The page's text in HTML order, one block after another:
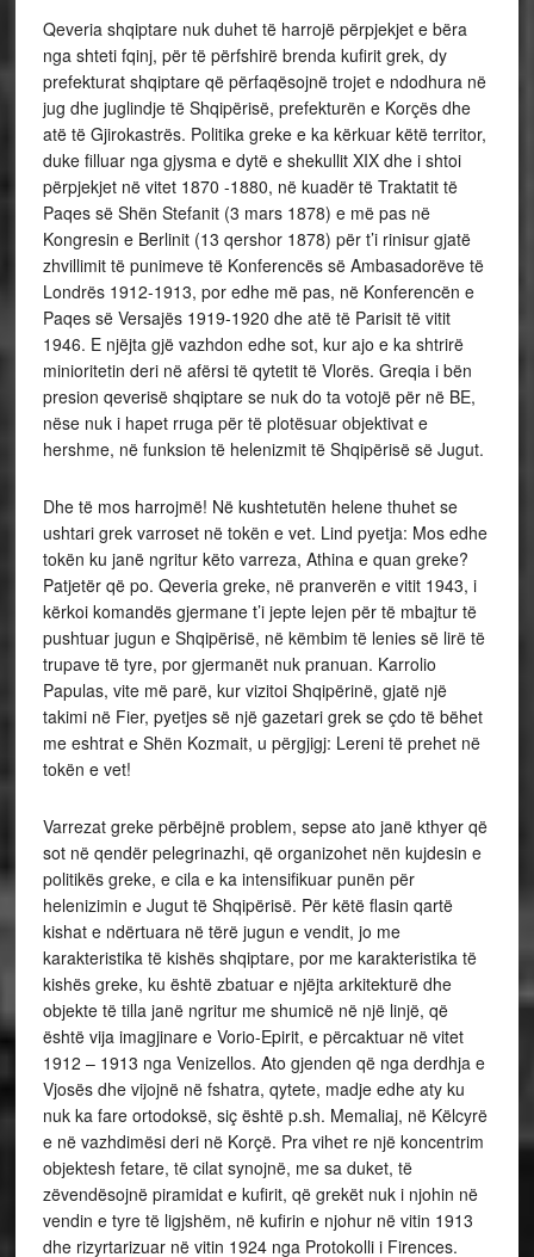
Qeveria shqiptare nuk duhet të harrojë përpjekjet e bëra
nga shteti fqinj, për të përfshirë brenda kufirit grek, dy
prefekturat shqiptare që përfaqësojnë trojet e ndodhura në
jug dhe juglindje të Shqipërisë, prefekturën e Korçës dhe
atë të Gjirokastrës. Politika greke e ka kërkuar këtë territor,
duke filluar nga gjysma e dytë e shekullit XIX dhe i shtoi
përpjekjet në vitet 1870 -1880, në kuadër të Traktatit të
Paqes së Shën Stefanit (3 mars 1878) e më pas në
Kongresin e Berlinit (13 qershor 1878) për t’i rinisur gjatë
zhvillimit të punimeve të Konferencës së Ambasadorëve të
Londrës 1912-1913, por edhe më pas, në Konferencën e
Paqes së Versajës 1919-1920 dhe atë të Parisit të vitit
1946. E njëjta gjë vazhdon edhe sot, kur ajo e ka shtrirë
minioritetin deri në afërsi të qytetit të Vlorës. Greqia i bën
presion qeverisë shqiptare se nuk do ta votojë për në BE,
nëse nuk i hapet rruga për të plotësuar objektivat e
hershme, në funksion të helenizmit të Shqipërisë së Jugut.
Dhe të mos harrojmë! Në kushtetutën helene thuhet se
ushtari grek varroset në tokën e vet. Lind pyetja: Mos edhe
tokën ku janë ngritur këto varreza, Athina e quan greke?
Patjetër që po. Qeveria greke, në pranverën e vitit 1943, i
kërkoi komandës gjermane t’i jepte lejen për të mbajtur të
pushtuar jugun e Shqipërisë, në këmbim të lenies së lirë të
trupave të tyre, por gjermanët nuk pranuan. Karrolio
Papulas, vite më parë, kur vizitoi Shqipërinë, gjatë një
takimi në Fier, pyetjes së një gazetari grek se çdo të bëhet
me eshtrat e Shën Kozmait, u përgjigj: Lereni të prehet në
tokën e vet!
Varrezat greke përbëjnë problem, sepse ato janë kthyer që
sot në qendër pelegrinazhi, që organizohet nën kujdesin e
politikës greke, e cila e ka intensifikuar punën për
helenizimin e Jugut të Shqipërisë. Për këtë flasin qartë
kishat e ndërtuara në tërë jugun e vendit, jo me
karakteristika të kishës shqiptare, por me karakteristika të
kishës greke, ku është zbatuar e njëjta arkitekturë dhe
objekte të tilla janë ngritur me shumicë në një linjë, që
është vija imagjinare e Vorio-Epirit, e përcaktuar në vitet
1912 – 1913 nga Venizellos. Ato gjenden që nga derdhja e
Vjosës dhe vijojnë në fshatra, qytete, madje edhe aty ku
nuk ka fare ortodoksë, siç është p.sh. Memaliaj, në Këlcyrë
e në vazhdimësi deri në Korçë. Pra vihet re një koncentrim
objektesh fetare, të cilat synojnë, me sa duket, të
zëvendësojnë piramidat e kufirit, që grekët nuk i njohin në
vendin e tyre të ligjshëm, në kufirin e njohur në vitin 1913
dhe rizyrtarizuar në vitin 1924 nga Protokolli i Firences.